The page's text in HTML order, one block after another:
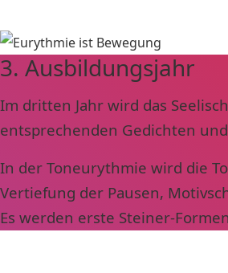
3. Ausbildungsjahr
Im dritten Jahr wird das
entsprechenden Gedichten
In der Toneurythmie wird die
Vertiefung der Pausen,
Es werden erste Steiner-